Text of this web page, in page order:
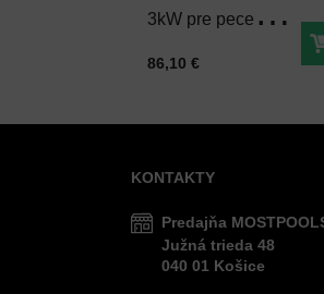
3kW pre pece
Cena s DPH
86,10 €
KONTAKTY
Predajňa
Južná trieda 48
040 01 Košice